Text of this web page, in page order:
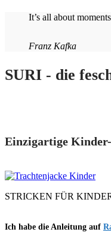
It’s all about
Franz Kafka
SURI - die
Einzigartige
STRICKEN FÜR
Ich habe die Anleitung auf